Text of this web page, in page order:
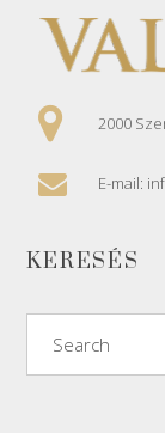
2000
E-mail:
KERESÉS